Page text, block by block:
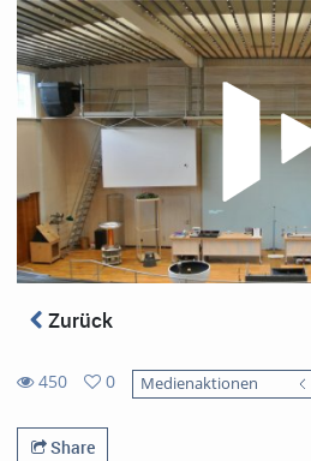
Zurück
450
views
0
favorites
Medienaktionen
Share